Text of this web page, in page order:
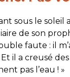
sous le
de son
faute : il
il a creusé
pas l’eau ! »